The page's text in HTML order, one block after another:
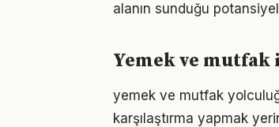
alanın sunduğu
Yemek ve
yemek ve mutfak
karşılaştırma yapmak